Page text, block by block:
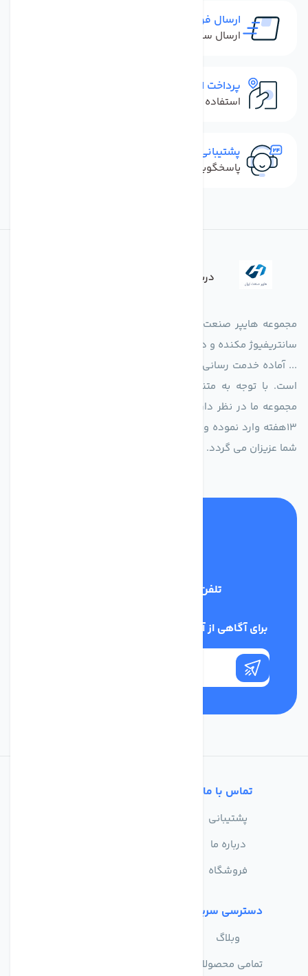
ارسال فوری
ارسال سفارش در کمترین زمان ممکن
پرداخت امن
استفاده از روش‌های پرداخت امن
پشتیبانی سریع
پاسخگویی سریع به تماس‌ها و پیام‌ها
درباره فروشگاه
مجموعه هایپر صنعت ایران در امر تولید و واردات انواع فن های
سانتریفیوژ مکنده و دمنده آکسیال، سقفی، بین کانالی، مرغداری و
... آماده خدمت رسانی به شرکت های تولیدی، صنعتی و ساختمانی
است. با توجه به متنوع بودن فن های تولیدی کمپانی اروپایی
مجموعه ما در نظر دارد کالاهای تخصصی شما عزیزان رو در صرف
13هفته وارد نموده و این عمر باعث صرفه جویی در هزینه و زمان
شما عزیزان می گردد.
تلفن پشتیبانی
برای آگاهی از آخرین اخبار در خبرنامه ما عضو شوید
تماس با ما
پشتیبانی
درباره ما
فروشگاه
دسترسی سریع
وبلاگ
تمامی محصولات